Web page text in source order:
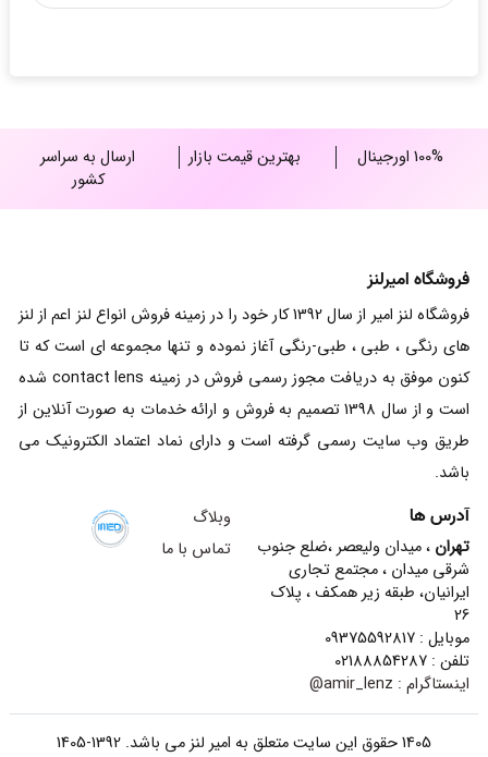
100% اورجینال بهترین قیمت بازار
ارسال به سراسر
کشور
فروشگاه امیرلنز
فروشگاه لنز امیر از سال 1392 کار خود را در زمینه فروش انواع لنز اعم از لنز
های رنگی ، طبی ، طبی-رنگی آغاز نموده و تنها مجموعه ای است که تا
کنون موفق به دریافت مجوز رسمی فروش در زمینه contact lens شده
است و از سال 1398 تصمیم به فروش و ارائه خدمات به صورت آنلاین از
طریق وب سایت رسمی گرفته است و دارای نماد اعتماد الکترونیک می
باشد.
آدرس ها
تهران ، میدان ولیعصر ،ضلع جنوب
شرقی میدان ، مجتمع تجاری
ایرانیان، طبقه زیر همکف ، پلاک
26
موبایل : 09375592817
تلفن : 02188854287
اینستاگرام : amir_lenz@
وبلاگ
تماس با ما
1405 حقوق این سایت متعلق به امیر لنز می باشد. 1392-1405